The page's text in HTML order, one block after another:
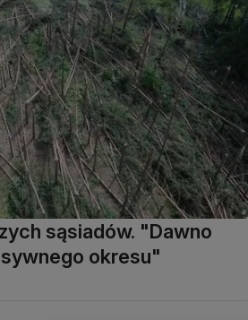
sąsiadów. "Dawno
okresu"